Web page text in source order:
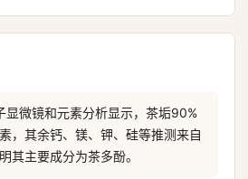
显微镜和元素分析显示，茶垢90%
，其余钙、镁、钾、硅等推测来自
其主要成分为茶多酚。